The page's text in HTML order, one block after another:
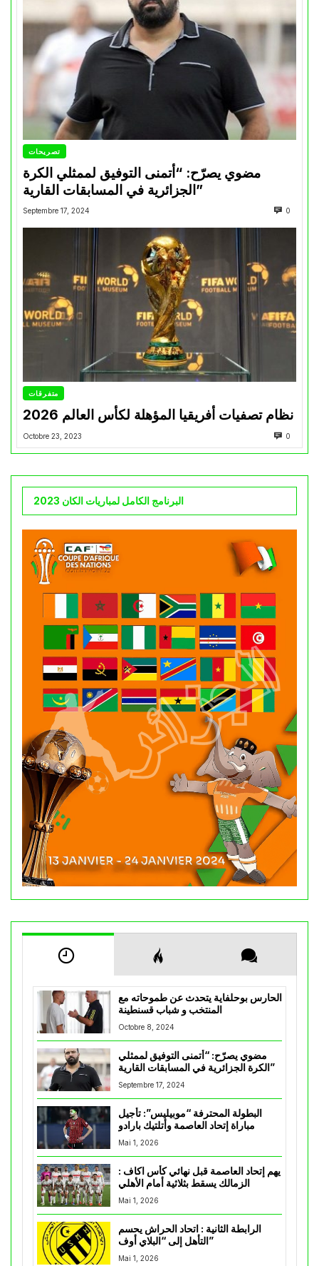
تصريحات
مضوي يصرّح: “أتمنى التوفيق لممثلي الكرة
الجزائرية في المسابقات القارية”
Septembre 17, 2024 0
متفرقات
نظام تصفيات أفريقيا المؤهلة لكأس العالم 2026
Octobre 23, 2023 0
البرنامج الكامل لمباريات الكان 2023
الحارس بوحلفاية يتحدث عن طموحاته مع
المنتخب و شباب قسنطينة
Octobre 8, 2024
مضوي يصرّح: “أتمنى التوفيق لممثلي
الكرة الجزائرية في المسابقات القارية”
Septembre 17, 2024
البطولة المحترفة “موبيليس”: تأجيل
مباراة إتحاد العاصمة وأتلتيك بارادو
Mai 1, 2026
يهم إتحاد العاصمة قبل نهائي كأس اكاف :
Mai 1, 2026
الرابطة الثانية : اتحاد الحراش يحسم
التأهل إلى “البلاي أوف”
Mai 1, 2026